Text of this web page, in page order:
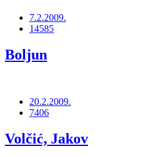
7.2.2009.
14585
Boljun
20.2.2009.
7406
Volčić, Jakov